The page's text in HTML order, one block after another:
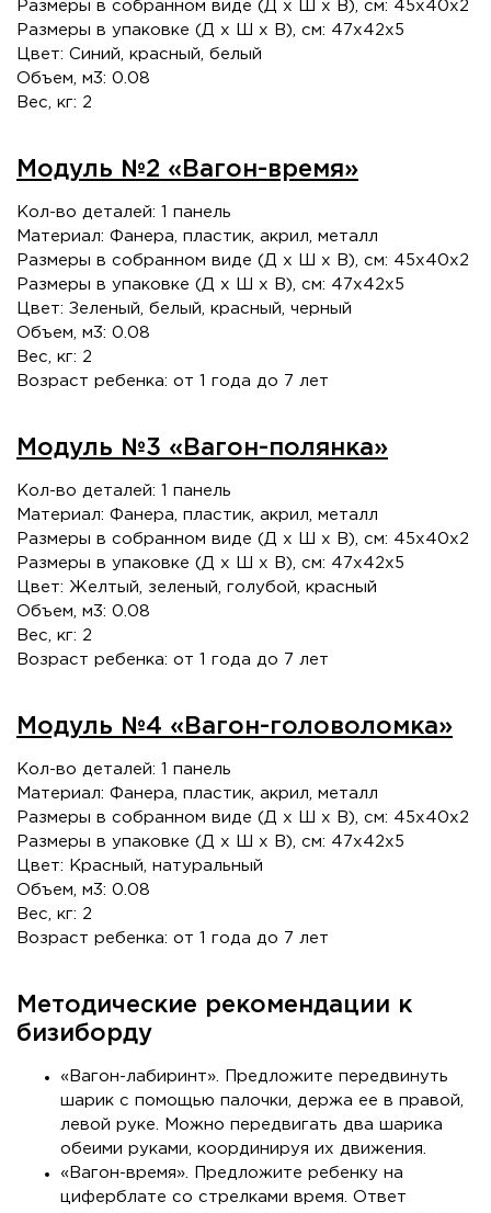
Размеры в собранном виде (Д х Ш х В), см: 45х40х2
Размеры в упаковке (Д х Ш х В), см: 47х42х5
Цвет: Синий, красный, белый
Объем, м3: 0.08
Вес, кг: 2
Модуль №2 «Вагон-время»
Кол-во деталей: 1 панель
Материал: Фанера, пластик, акрил, металл
Размеры в собранном виде (Д х Ш х В), см: 45х40х2
Размеры в упаковке (Д х Ш х В), см: 47х42х5
Цвет: Зеленый, белый, красный, черный
Объем, м3: 0.08
Вес, кг: 2
Возраст ребенка: от 1 года до 7 лет
Модуль №3 «Вагон-полянка»
Кол-во деталей: 1 панель
Материал: Фанера, пластик, акрил, металл
Размеры в собранном виде (Д х Ш х В), см: 45х40х2
Размеры в упаковке (Д х Ш х В), см: 47х42х5
Цвет: Желтый, зеленый, голубой, красный
Объем, м3: 0.08
Вес, кг: 2
Возраст ребенка: от 1 года до 7 лет
Модуль №4 «Вагон-головоломка»
Кол-во деталей: 1 панель
Материал: Фанера, пластик, акрил, металл
Размеры в собранном виде (Д х Ш х В), см: 45х40х2
Размеры в упаковке (Д х Ш х В), см: 47х42х5
Цвет: Красный, натуральный
Объем, м3: 0.08
Вес, кг: 2
Возраст ребенка: от 1 года до 7 лет
Методические рекомендации к
бизиборду
«Вагон-лабиринт». Предложите передвинуть
шарик с помощью палочки, держа ее в правой,
левой руке. Можно передвигать два шарика
обеими руками, координируя их движения.
«Вагон-время». Предложите ребенку на
циферблате со стрелками время. Ответ